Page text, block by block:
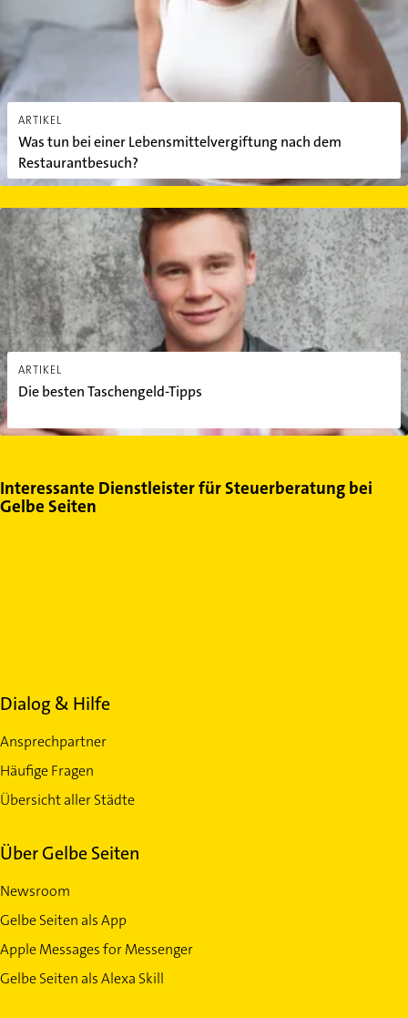
ARTIKEL
Was tun bei einer Lebensmittelvergiftung nach dem
Restaurantbesuch?
ARTIKEL
Die besten Taschengeld-Tipps
Die besten Taschengeld-Tipps
Interessante Dienstleister für Steuerberatung bei
Gelbe Seiten
Dialog & Hilfe
Ansprechpartner
Häufige Fragen
Übersicht aller Städte
Über Gelbe Seiten
Newsroom
Gelbe Seiten als App
Apple Messages for Messenger
Gelbe Seiten als Alexa Skill